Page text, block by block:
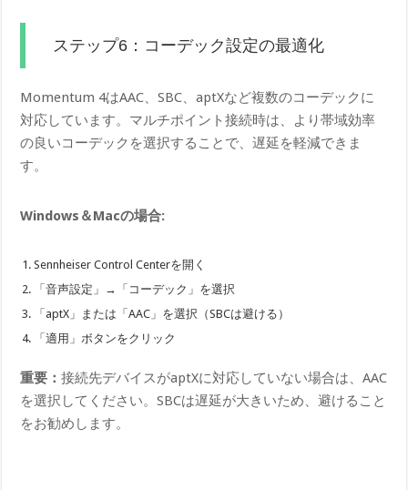
ステップ6：コーデック設定の最適化
Momentum 4はAAC、SBC、aptXなど複数のコーデックに
対応しています。マルチポイント接続時は、より帯域効率
の良いコーデックを選択することで、遅延を軽減できま
す。
Windows＆Macの場合:
Sennheiser Control Centerを開く
「音声設定」→「コーデック」を選択
「aptX」または「AAC」を選択（SBCは避ける）
「適用」ボタンをクリック
重要：接続先デバイスがaptXに対応していない場合は、AAC
を選択してください。SBCは遅延が大きいため、避けること
をお勧めします。